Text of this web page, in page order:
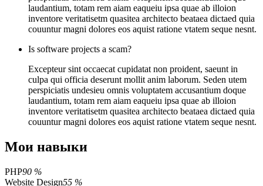
laudantium, totam rem aiam eaqueiu ipsa quae ab illoion
inventore veritatisetm quasitea architecto beataea dictaed quia
couuntur magni dolores eos aquist ratione vtatem seque nesnt.
Is software projects a scam?
Excepteur sint occaecat cupidatat non proident, saeunt in
culpa qui officia deserunt mollit anim laborum. Seden utem
perspiciatis undesieu omnis voluptatem accusantium doque
laudantium, totam rem aiam eaqueiu ipsa quae ab illoion
inventore veritatisetm quasitea architecto beataea dictaed quia
couuntur magni dolores eos aquist ratione vtatem seque nesnt.
Мои навыки
PHP90 %
Website Design55 %